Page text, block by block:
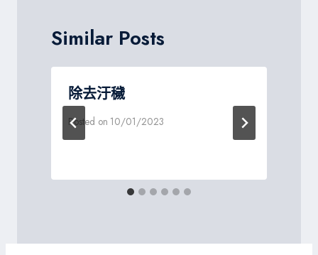
Similar Posts
除去汙穢
Posted on 10/01/2023